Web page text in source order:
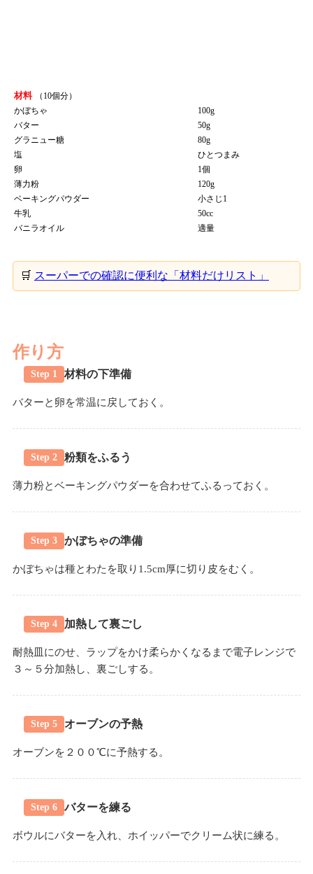
材料
（10個分）
かぼちゃ
100g
バター
50g
グラニュー糖
80g
塩
ひとつまみ
卵
1個
薄力粉
120g
ベーキングパウダー
小さじ1
牛乳
50cc
バニラオイル
適量
🛒 スーパーでの確認に便利な「材料だけリスト」
作り方
Step 1 材料の下準備
バターと卵を常温に戻しておく。
Step 2 粉類をふるう
薄力粉とベーキングパウダーを合わせてふるっておく。
Step 3 かぼちゃの準備
かぼちゃは種とわたを取り1.5cm厚に切り皮をむく。
Step 4 加熱して裏ごし
耐熱皿にのせ、ラップをかけ柔らかくなるまで電子レンジで
３～５分加熱し、裏ごしする。
Step 5 オーブンの予熱
オーブンを２００℃に予熱する。
Step 6 バターを練る
ボウルにバターを入れ、ホイッパーでクリーム状に練る。